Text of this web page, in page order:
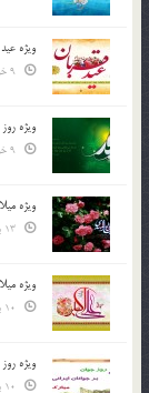
ویژه
ویژه
ویژه
ویژه
ویژه